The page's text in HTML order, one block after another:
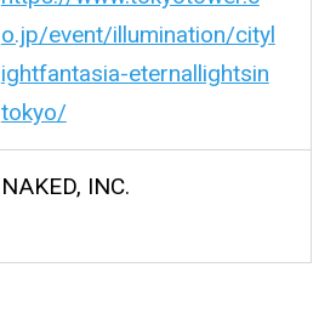
o.jp/event/illumination/cityl
ightfantasia-eternallightsin
tokyo/
NAKED, INC.